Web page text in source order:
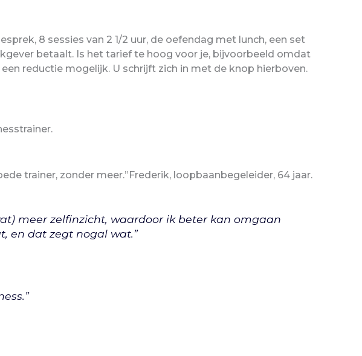
8 sessies van 2 1/2 uur, de oefendag met lunch, een set
betaalt. Is het tarief te hoog voor je, bijvoorbeeld omdat
reductie mogelijk. U schrijft zich in met de knop hierboven.
trainer, zonder meer.”Frederik, loopbaanbegeleider, 64 jaar.
meer zelfinzicht, waardoor ik beter kan omgaan
en dat zegt nogal wat.”